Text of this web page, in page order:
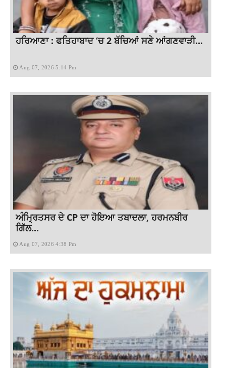
ਹਰਿਆਣਾ : ਫਤਿਹਾਬਾਦ ‘ਚ 2 ਬੱਚਿਆਂ ਸਣੇ ਆਂਗਣਵਾੜੀ...
Aug 07, 2026 5:14 Pm
ਅੰਮ੍ਰਿਤਸਰ ਦੇ CP ਦਾ ਹੋਇਆ ਤਬਾਦਲਾ, ਹਰਮਨਬੀਰ
ਗਿੱਲ...
Aug 07, 2026 4:38 Pm